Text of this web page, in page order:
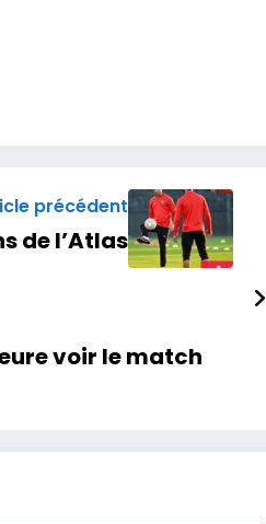
précédent
de l’Atlas
voir le match